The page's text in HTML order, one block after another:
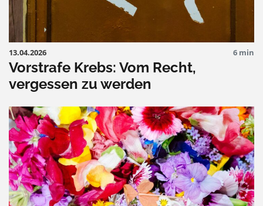
13.04.2026 6 min
Vorstrafe Krebs: Vom Recht,
vergessen zu werden